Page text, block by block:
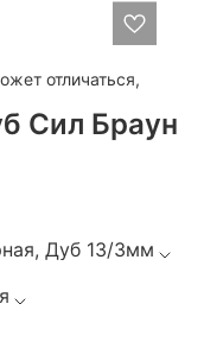
отличаться,
Сил Браун
Дуб 13/3мм